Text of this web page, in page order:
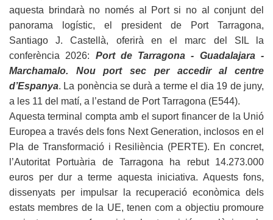
aquesta brindarà no només al Port si no al conjunt del
panorama logístic, el president de Port Tarragona,
Santiago J. Castellà, oferirà en el marc del SIL la
conferència 2026: Port de Tarragona - Guadalajara -
Marchamalo. Nou port sec per accedir al centre
d’Espanya. La ponència se durà a terme el dia 19 de juny,
a les 11 del matí, a l’estand de Port Tarragona (E544).
Aquesta terminal compta amb el suport financer de la Unió
Europea a través dels fons Next Generation, inclosos en el
Pla de Transformació i Resiliència (PERTE). En concret,
l’Autoritat Portuària de Tarragona ha rebut 14.273.000
euros per dur a terme aquesta iniciativa. Aquests fons,
dissenyats per impulsar la recuperació econòmica dels
estats membres de la UE, tenen com a objectiu promoure